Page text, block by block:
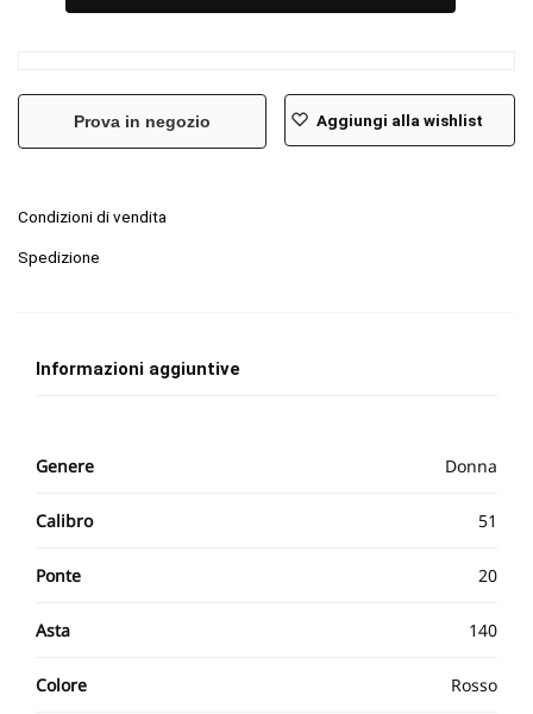
Prova in negozio Aggiungi alla wishlist
Condizioni di vendita
Spedizione
Informazioni aggiuntive
Genere Donna
Calibro 51
Ponte 20
Asta 140
Colore Rosso